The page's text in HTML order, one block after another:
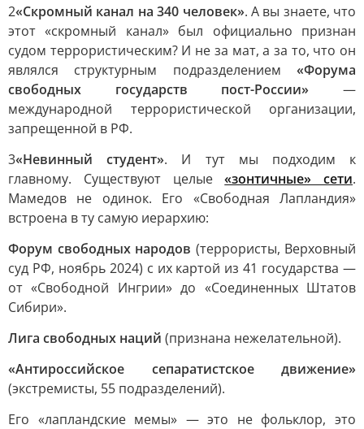
2«Скромный канал на 340 человек». А вы знаете, что
этот «скромный канал» был официально признан
судом террористическим? И не за мат, а за то, что он
являлся структурным подразделением «Форума
свободных государств пост-России» —
международной террористической организации,
запрещенной в РФ.
3«Невинный студент». И тут мы подходим к
главному. Существуют целые«зонтичные» сети.
Мамедов не одинок. Его «Свободная Лапландия»
встроена в ту самую иерархию:
Форум свободных народов (террористы, Верховный
суд РФ, ноябрь 2024) с их картой из 41 государства —
от «Свободной Ингрии» до «Соединенных Штатов
Сибири».
Лига свободных наций (признана нежелательной).
«Антироссийское сепаратистское движение»
(экстремисты, 55 подразделений).
Его «лапландские мемы» — это не фольклор, это